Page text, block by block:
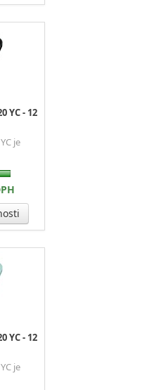
YC - 12
je
YC - 12
je